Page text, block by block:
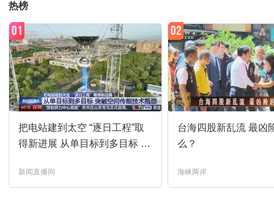
热榜
把电站建到太空 “逐日工程”取
得新进展 从单目标到多目标 突
新闻直播间
01
台海四股新乱流 最凶
么？
海峡两岸
02